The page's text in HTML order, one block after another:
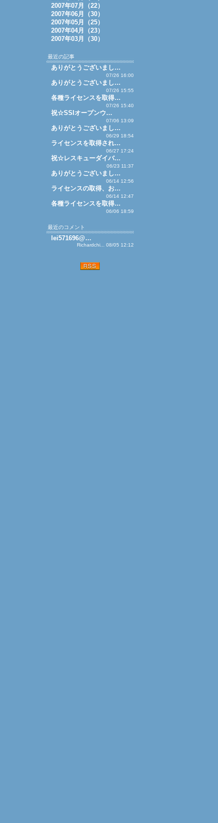
2007年07月（22）
2007年06月（30）
2007年05月（25）
2007年04月（23）
2007年03月（30）
最近の記事
ありがとうございまし…
07/26 16:00
ありがとうございまし…
07/26 15:55
各種ライセンスを取得…
07/26 15:40
祝☆SSIオープンウ…
07/06 13:09
ありがとうございまし…
06/29 18:54
ライセンスを取得され…
06/27 17:24
祝☆レスキューダイバ…
06/23 11:37
ありがとうございまし…
06/14 12:56
ライセンスの取得、お…
06/14 12:47
各種ライセンスを取得…
06/06 18:59
最近のコメント
lei571696@…
Richardchi... 08/05 12:12